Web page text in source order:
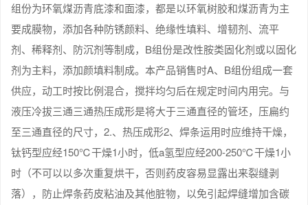
组份为环氧煤沥青底漆和面漆，都是以环氧树胶和煤沥青为主
要成膜物，添加各种防锈颜料、绝缘性填料、增韧剂、流平
剂、稀释剂、防沉剂等制成，B组份是改性胺类固化剂或以固化
剂为主料，添加颜填料制成。本产品销售时A、B组份组成一套
供应，动工时按比例混合，搅拌均匀后在规定时间内用完。与
液压冷拔三通三通热压成形是将大于三通直径的管坯，压扁约
至三通直径的尺寸，2.、热压成形2、焊条运用时应维持干燥，
钛钙型应经150℃干燥1小时，低a氢型应经200-250℃干燥1小
时（不可以以多次重复烘干，否则药皮容易显露出来裂缝剥
落），防止焊条药皮粘油及其他脏物，以免引起焊缝增加含碳